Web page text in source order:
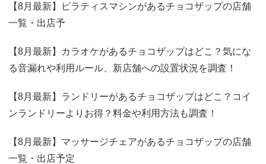
【8月最新】ピラティスマシンがあるチョコザップの店舗
一覧・出店予
【8月最新】カラオケがあるチョコザップはどこ？気にな
る音漏れや利用ルール、新店舗への設置状況を調査！
【8月最新】ランドリーがあるチョコザップはどこ？コイ
ンランドリーよりお得？料金や利用方法も調査！
【8月最新】マッサージチェアがあるチョコザップの店舗
一覧・出店予定